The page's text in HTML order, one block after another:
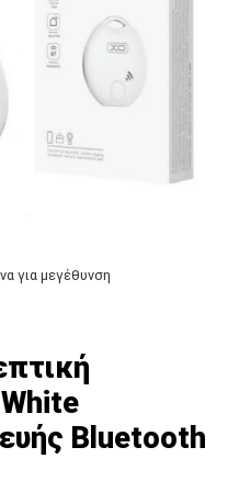
για μεγέθυνση
Bluetooth